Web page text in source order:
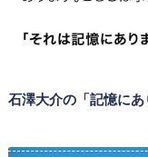
石澤大介の「記憶に